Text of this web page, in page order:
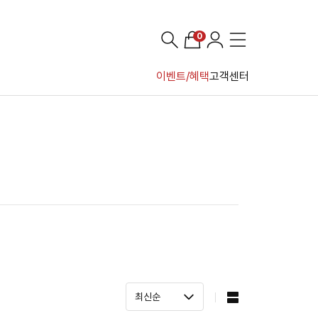
이벤트/혜택고객센터
0